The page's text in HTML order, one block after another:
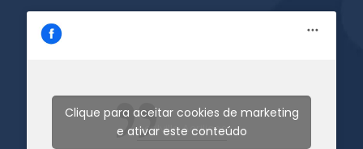
Acrilville Acrilicos
Clique para aceitar cookies de marketing
e ativar este conteúdo